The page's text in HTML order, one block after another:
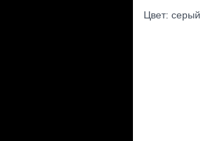
Цвет: серый